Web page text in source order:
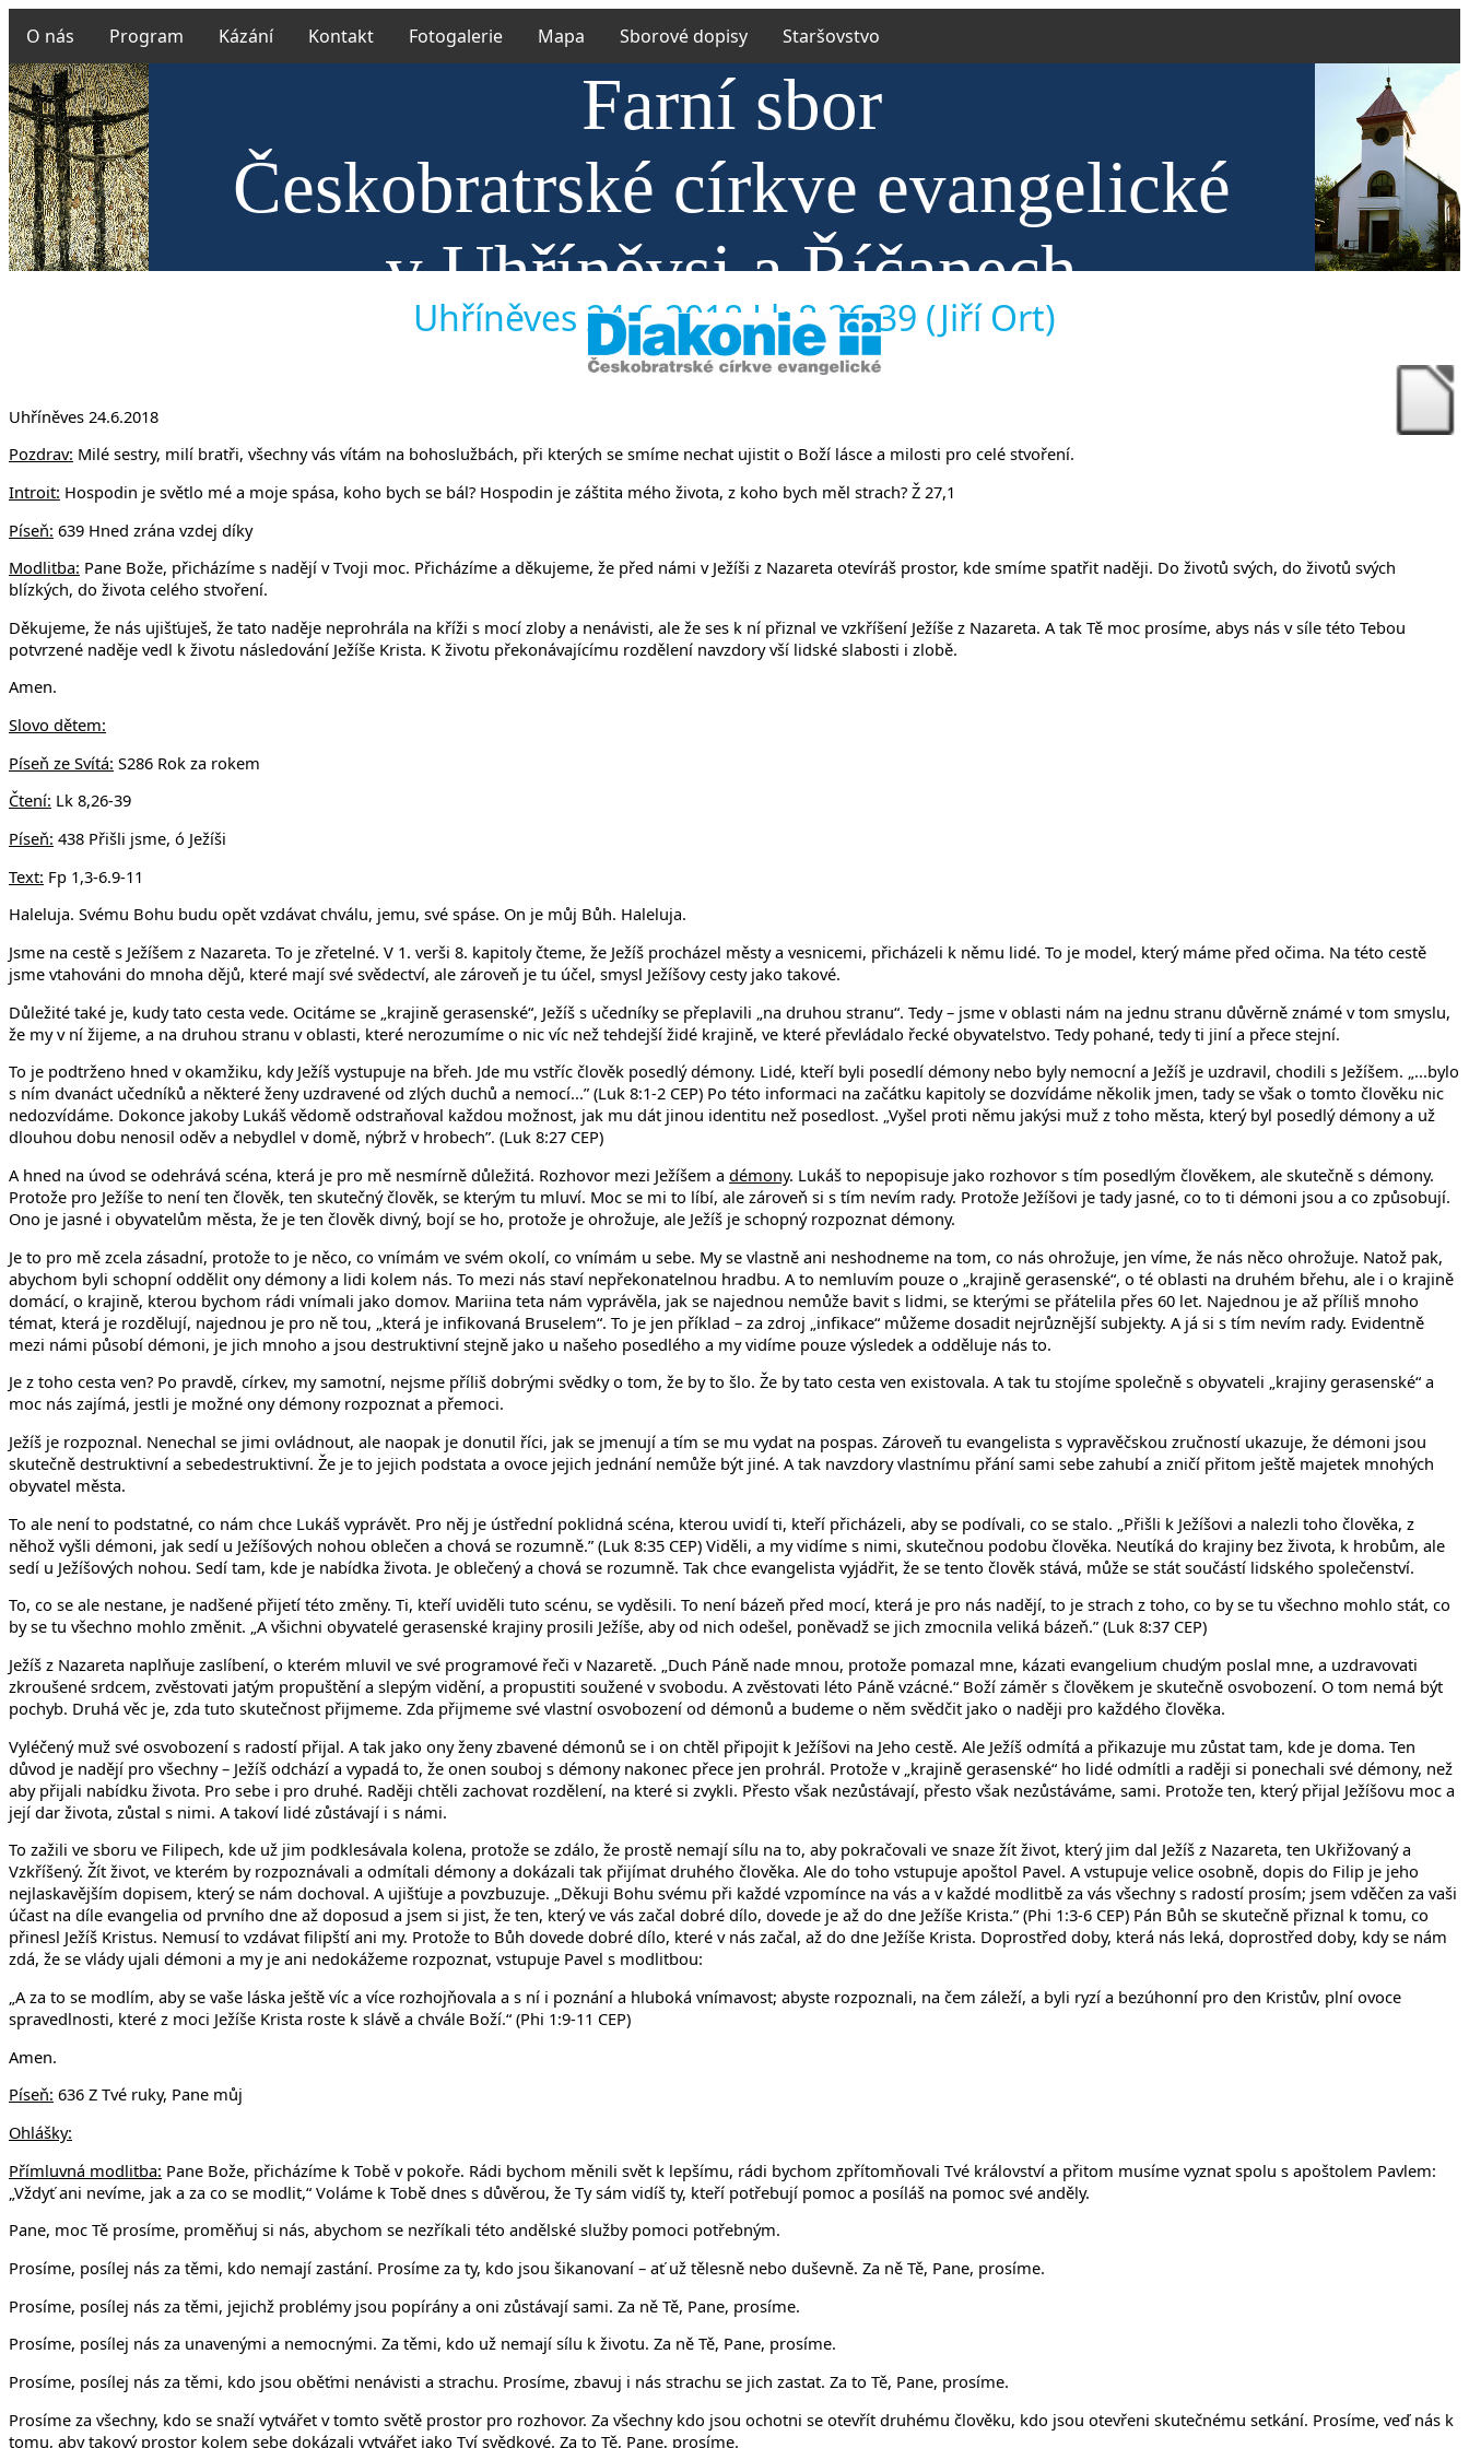
O nás Program Kázání Kontakt Fotogalerie Mapa Sborové dopisy Staršovstvo
Farní sbor
Českobratrské církve evangelické
v Uhříněvsi a Říčanech
Uhříněves 24.6.2018 Lk 8,26-39 (Jiří Ort)
Uhříněves 24.6.2018
Pozdrav: Milé sestry, milí bratři, všechny vás vítám na bohoslužbách, při kterých se smíme nechat ujistit o Boží lásce a milosti pro celé stvoření.
Introit: Hospodin je světlo mé a moje spása, koho bych se bál? Hospodin je záštita mého života, z koho bych měl strach? Ž 27,1
Píseň: 639 Hned zrána vzdej díky
Modlitba: Pane Bože, přicházíme s nadějí v Tvoji moc. Přicházíme a děkujeme, že před námi v Ježíši z Nazareta otevíráš prostor, kde smíme spatřit naději. Do životů svých, do životů svých
blízkých, do života celého stvoření.
Děkujeme, že nás ujišťuješ, že tato naděje neprohrála na kříži s mocí zloby a nenávisti, ale že ses k ní přiznal ve vzkříšení Ježíše z Nazareta. A tak Tě moc prosíme, abys nás v síle této Tebou
potvrzené naděje vedl k životu následování Ježíše Krista. K životu překonávajícímu rozdělení navzdory vší lidské slabosti i zlobě.
Amen.
Slovo dětem:
Píseň ze Svítá: S286 Rok za rokem
Čtení: Lk 8,26-39
Píseň: 438 Přišli jsme, ó Ježíši
Text: Fp 1,3-6.9-11
Haleluja. Svému Bohu budu opět vzdávat chválu, jemu, své spáse. On je můj Bůh. Haleluja.
Jsme na cestě s Ježíšem z Nazareta. To je zřetelné. V 1. verši 8. kapitoly čteme, že Ježíš procházel městy a vesnicemi, přicházeli k němu lidé. To je model, který máme před očima. Na této cestě
jsme vtahováni do mnoha dějů, které mají své svědectví, ale zároveň je tu účel, smysl Ježíšovy cesty jako takové.
Důležité také je, kudy tato cesta vede. Ocitáme se „krajině gerasenské“, Ježíš s učedníky se přeplavili „na druhou stranu“. Tedy – jsme v oblasti nám na jednu stranu důvěrně známé v tom smyslu,
že my v ní žijeme, a na druhou stranu v oblasti, které nerozumíme o nic víc než tehdejší židé krajině, ve které převládalo řecké obyvatelstvo. Tedy pohané, tedy ti jiní a přece stejní.
To je podtrženo hned v okamžiku, kdy Ježíš vystupuje na břeh. Jde mu vstříc člověk posedlý démony. Lidé, kteří byli posedlí démony nebo byly nemocní a Ježíš je uzdravil, chodili s Ježíšem. „...bylo
s ním dvanáct učedníků a některé ženy uzdravené od zlých duchů a nemocí...” (Luk 8:1-2 CEP) Po této informaci na začátku kapitoly se dozvídáme několik jmen, tady se však o tomto člověku nic
nedozvídáme. Dokonce jakoby Lukáš vědomě odstraňoval každou možnost, jak mu dát jinou identitu než posedlost. „Vyšel proti němu jakýsi muž z toho města, který byl posedlý démony a už
dlouhou dobu nenosil oděv a nebydlel v domě, nýbrž v hrobech”. (Luk 8:27 CEP)
A hned na úvod se odehrává scéna, která je pro mě nesmírně důležitá. Rozhovor mezi Ježíšem a démony. Lukáš to nepopisuje jako rozhovor s tím posedlým člověkem, ale skutečně s démony.
Protože pro Ježíše to není ten člověk, ten skutečný člověk, se kterým tu mluví. Moc se mi to líbí, ale zároveň si s tím nevím rady. Protože Ježíšovi je tady jasné, co to ti démoni jsou a co způsobují.
Ono je jasné i obyvatelům města, že je ten člověk divný, bojí se ho, protože je ohrožuje, ale Ježíš je schopný rozpoznat démony.
Je to pro mě zcela zásadní, protože to je něco, co vnímám ve svém okolí, co vnímám u sebe. My se vlastně ani neshodneme na tom, co nás ohrožuje, jen víme, že nás něco ohrožuje. Natož pak,
abychom byli schopní oddělit ony démony a lidi kolem nás. To mezi nás staví nepřekonatelnou hradbu. A to nemluvím pouze o „krajině gerasenské“, o té oblasti na druhém břehu, ale i o krajině
domácí, o krajině, kterou bychom rádi vnímali jako domov. Mariina teta nám vyprávěla, jak se najednou nemůže bavit s lidmi, se kterými se přátelila přes 60 let. Najednou je až příliš mnoho
témat, která je rozdělují, najednou je pro ně tou, „která je infikovaná Bruselem“. To je jen příklad – za zdroj „infikace“ můžeme dosadit nejrůznější subjekty. A já si s tím nevím rady. Evidentně
mezi námi působí démoni, je jich mnoho a jsou destruktivní stejně jako u našeho posedlého a my vidíme pouze výsledek a odděluje nás to.
Je z toho cesta ven? Po pravdě, církev, my samotní, nejsme příliš dobrými svědky o tom, že by to šlo. Že by tato cesta ven existovala. A tak tu stojíme společně s obyvateli „krajiny gerasenské“ a
moc nás zajímá, jestli je možné ony démony rozpoznat a přemoci.
Ježíš je rozpoznal. Nenechal se jimi ovládnout, ale naopak je donutil říci, jak se jmenují a tím se mu vydat na pospas. Zároveň tu evangelista s vypravěčskou zručností ukazuje, že démoni jsou
skutečně destruktivní a sebedestruktivní. Že je to jejich podstata a ovoce jejich jednání nemůže být jiné. A tak navzdory vlastnímu přání sami sebe zahubí a zničí přitom ještě majetek mnohých
obyvatel města.
To ale není to podstatné, co nám chce Lukáš vyprávět. Pro něj je ústřední poklidná scéna, kterou uvidí ti, kteří přicházeli, aby se podívali, co se stalo. „Přišli k Ježíšovi a nalezli toho člověka, z
něhož vyšli démoni, jak sedí u Ježíšových nohou oblečen a chová se rozumně.” (Luk 8:35 CEP) Viděli, a my vidíme s nimi, skutečnou podobu člověka. Neutíká do krajiny bez života, k hrobům, ale
sedí u Ježíšových nohou. Sedí tam, kde je nabídka života. Je oblečený a chová se rozumně. Tak chce evangelista vyjádřit, že se tento člověk stává, může se stát součástí lidského společenství.
To, co se ale nestane, je nadšené přijetí této změny. Ti, kteří uviděli tuto scénu, se vyděsili. To není bázeň před mocí, která je pro nás nadějí, to je strach z toho, co by se tu všechno mohlo stát, co
by se tu všechno mohlo změnit. „A všichni obyvatelé gerasenské krajiny prosili Ježíše, aby od nich odešel, poněvadž se jich zmocnila veliká bázeň.” (Luk 8:37 CEP)
Ježíš z Nazareta naplňuje zaslíbení, o kterém mluvil ve své programové řeči v Nazaretě. „Duch Páně nade mnou, protože pomazal mne, kázati evangelium chudým poslal mne, a uzdravovati
zkroušené srdcem, zvěstovati jatým propuštění a slepým vidění, a propustiti soužené v svobodu. A zvěstovati léto Páně vzácné.“ Boží záměr s člověkem je skutečně osvobození. O tom nemá být
pochyb. Druhá věc je, zda tuto skutečnost přijmeme. Zda přijmeme své vlastní osvobození od démonů a budeme o něm svědčit jako o naději pro každého člověka.
Vyléčený muž své osvobození s radostí přijal. A tak jako ony ženy zbavené démonů se i on chtěl připojit k Ježíšovi na Jeho cestě. Ale Ježíš odmítá a přikazuje mu zůstat tam, kde je doma. Ten
důvod je nadějí pro všechny – Ježíš odchází a vypadá to, že onen souboj s démony nakonec přece jen prohrál. Protože v „krajině gerasenské“ ho lidé odmítli a raději si ponechali své démony, než
aby přijali nabídku života. Pro sebe i pro druhé. Raději chtěli zachovat rozdělení, na které si zvykli. Přesto však nezůstávají, přesto však nezůstáváme, sami. Protože ten, který přijal Ježíšovu moc a
její dar života, zůstal s nimi. A takoví lidé zůstávají i s námi.
To zažili ve sboru ve Filipech, kde už jim podklesávala kolena, protože se zdálo, že prostě nemají sílu na to, aby pokračovali ve snaze žít život, který jim dal Ježíš z Nazareta, ten Ukřižovaný a
Vzkříšený. Žít život, ve kterém by rozpoznávali a odmítali démony a dokázali tak přijímat druhého člověka. Ale do toho vstupuje apoštol Pavel. A vstupuje velice osobně, dopis do Filip je jeho
nejlaskavějším dopisem, který se nám dochoval. A ujišťuje a povzbuzuje. „Děkuji Bohu svému při každé vzpomínce na vás a v každé modlitbě za vás všechny s radostí prosím; jsem vděčen za vaši
účast na díle evangelia od prvního dne až doposud a jsem si jist, že ten, který ve vás začal dobré dílo, dovede je až do dne Ježíše Krista.” (Phi 1:3-6 CEP) Pán Bůh se skutečně přiznal k tomu, co
přinesl Ježíš Kristus. Nemusí to vzdávat filipští ani my. Protože to Bůh dovede dobré dílo, které v nás začal, až do dne Ježíše Krista. Doprostřed doby, která nás leká, doprostřed doby, kdy se nám
zdá, že se vlády ujali démoni a my je ani nedokážeme rozpoznat, vstupuje Pavel s modlitbou:
„A za to se modlím, aby se vaše láska ještě víc a více rozhojňovala a s ní i poznání a hluboká vnímavost; abyste rozpoznali, na čem záleží, a byli ryzí a bezúhonní pro den Kristův, plní ovoce
spravedlnosti, které z moci Ježíše Krista roste k slávě a chvále Boží.“ (Phi 1:9-11 CEP)
Amen.
Píseň: 636 Z Tvé ruky, Pane můj
Ohlášky:
Přímluvná modlitba: Pane Bože, přicházíme k Tobě v pokoře. Rádi bychom měnili svět k lepšímu, rádi bychom zpřítomňovali Tvé království a přitom musíme vyznat spolu s apoštolem Pavlem:
„Vždyť ani nevíme, jak a za co se modlit,“ Voláme k Tobě dnes s důvěrou, že Ty sám vidíš ty, kteří potřebují pomoc a posíláš na pomoc své anděly.
Pane, moc Tě prosíme, proměňuj si nás, abychom se nezříkali této andělské služby pomoci potřebným.
Prosíme, posílej nás za těmi, kdo nemají zastání. Prosíme za ty, kdo jsou šikanovaní – ať už tělesně nebo duševně. Za ně Tě, Pane, prosíme.
Prosíme, posílej nás za těmi, jejichž problémy jsou popírány a oni zůstávají sami. Za ně Tě, Pane, prosíme.
Prosíme, posílej nás za unavenými a nemocnými. Za těmi, kdo už nemají sílu k životu. Za ně Tě, Pane, prosíme.
Prosíme, posílej nás za těmi, kdo jsou oběťmi nenávisti a strachu. Prosíme, zbavuj i nás strachu se jich zastat. Za to Tě, Pane, prosíme.
Prosíme za všechny, kdo se snaží vytvářet v tomto světě prostor pro rozhovor. Za všechny kdo jsou ochotni se otevřít druhému člověku, kdo jsou otevřeni skutečnému setkání. Prosíme, veď nás k
tomu, aby takový prostor kolem sebe dokázali vytvářet jako Tví svědkové. Za to Tě, Pane, prosíme.